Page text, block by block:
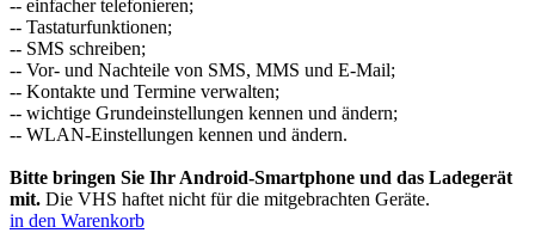
-- einfacher telefonieren;
-- Tastaturfunktionen;
-- SMS schreiben;
-- Vor- und Nachteile von SMS, MMS und E-Mail;
-- Kontakte und Termine verwalten;
-- wichtige Grundeinstellungen kennen und ändern;
-- WLAN-Einstellungen kennen und ändern.
Bitte bringen Sie Ihr Android-Smartphone und das Ladegerät
mit. Die VHS haftet nicht für die mitgebrachten Geräte.
in den Warenkorb